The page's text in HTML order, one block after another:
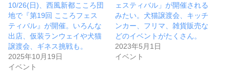
10/26(日)、西風新都こころ団
地で『第19回 こころフェス
ティバル』が開催。いろんな
出店、仮装ランウェイや犬猫
譲渡会、ギネス挑戦も。
2025年10月19日
イベント
ェスティバル」が開催される
みたい。犬猫譲渡会、キッチ
ンカー、フリマ、雑貨販売な
どのイベントがたくさん。
2023年5月1日
イベント